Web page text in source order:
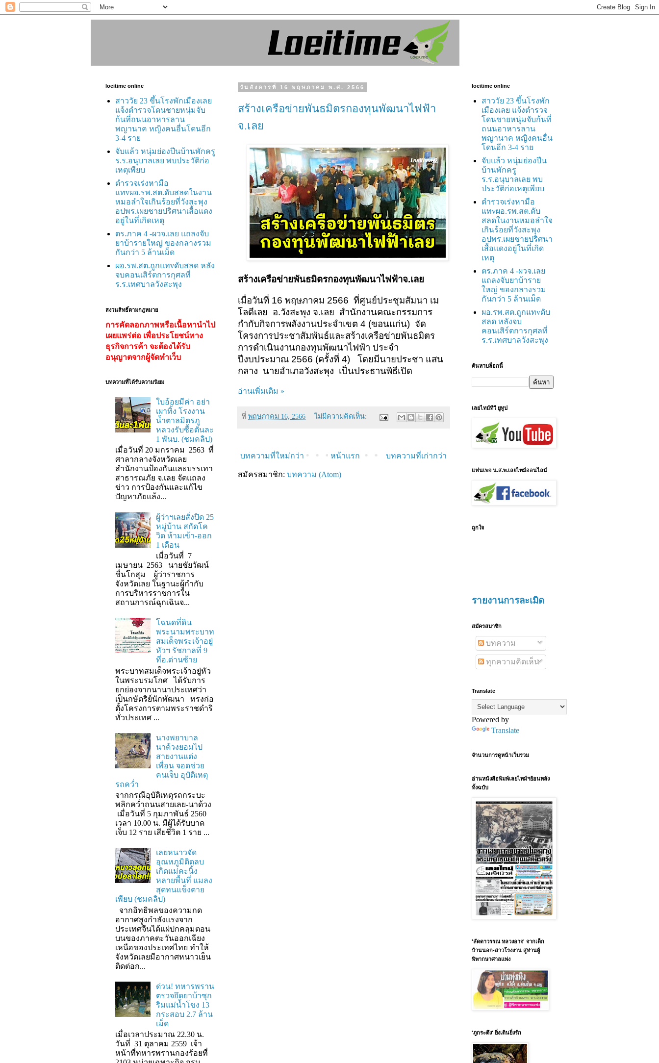
วันอังคารที่ 16 พฤษภาคม พ.ศ. 2566
สร้างเครือข่ายพันธมิตรกองทุนพัฒนาไฟฟ้า
จ.เลย
สร้างเครือข่ายพันธมิตรกองทุนพัฒนาไฟฟ้าจ.เลย
เมื่อวันที่ 16 พฤษภาคม 2566 ที่ศูนย์ประชุมสัมนา เม
โลดีเลย อ.วังสะพุง จ.เลย สำนักงานคณะกรรมการ
กำกับกิจการพลังงานประจำเขต 4 (ขอนแก่น) จัด
โครงการประชาสัมพันธ์และสร้างเครือข่ายพันธมิตร
การดำเนินงานกองทุนพัฒนาไฟฟ้า ประจำ
ปีงบประมาณ 2566 (ครั้งที่ 4)
โดยมีนายประชา แสน
กลาง นายอำเภอวังสะพุง เป็นประธานพิธีเปิด
อ่านเพิ่มเติม »
ที่ พฤษภาคม 16, 2566 ไม่มีความคิดเห็น:
บทความที่ใหม่กว่า บทความที่เก่ากว่า
หน้าแรก
สมัครสมาชิก: บทความ (Atom)
loeitime online
สาววัย 23 ขึ้นโรงพักเมืองเลย
แจ้งตำรวจโดนชายหนุ่มจับ
ก้นที่ถนนอาหารลาน
พญานาค หญิงคนอื่นโดนอีก
3-4 ราย
จับแล้ว หนุ่มย่องปีนบ้านพักครู
ร.ร.อนุบาลเลย พบประวัติก่อ
เหตุเพียบ
ตำรวจเร่งหามือ
แทvผอ.รพ.สต.ดับสลดในงาน
หมอลำใจเกินร้อยที่วังสะพุง
อปพร.เผยชายปริศนาเสื้อแดง
อยู่ในที่เกิดเหตุ
ตร.ภาค 4 -ผวจ.เลย แถลงจับ
ยาบ้ารายใหญ่ ของกลางรวม
กันกว่า 5 ล้านเม็ด
ผอ.รพ.สต.ถูกแทvดับสลด หลัง
จบคอนเสิร์ตการกุศลที่
ร.ร.เทศบาลวังสะพุง
สงวนสิทธิ์ตามกฎหมาย
การคัดลอกภาพหรือเนื้อหานำไป
เผยแพร่ต่อ เพื่อประโยชน์ทาง
ธุรกิจการค้า จะต้องได้รับ
อนุญาตจากผู้จัดทำเว็บ
บทความที่ได้รับความนิยม
ใบอ้อยมีค่า อย่า
เผาทิ้ง โรงงาน
น้ำตาลมิตรภู
หลวงรับซื้อตันละ
1 พันบ. (ชมคลิป)
เมื่อวันที่ 20 มกราคม 2563 ที่
ศาลากลางจังหวัดเลย
สำนักงานป้องกันและบรรเทา
สาธารณภัย จ.เลย จัดแถลง
ข่าว การป้องกันและแก้ไข
ปัญหาภัยแล้ง...
ผู้ว่าฯเลยสั่งปิด 25
หมู่บ้าน สกัดโค
วิด ห้ามเข้า-ออก
1 เดือน
เมื่อวันที่ 7
เมษายน 2563 นายชัยวัฒน์
ชื่นโกสุม ผู้ว่าราชการ
จังหวัดเลย ในฐานะผู้กํากับ
การบริหารราชการใน
สถานการณ์ฉุกเฉินจ...
โฉนดที่ดิน
พระนามพระบาท
สมเด็จพระเจ้าอยู่
หัวฯ รัชกาลที่ 9
ที่อ.ด่านซ้าย
พระบาทสมเด็จพระเจ้าอยู่หัว
ในพระบรมโกศ ได้รับการ
ยกย่องจากนานาประเทศว่า
เป็นกษัตริย์นักพัฒนา ทรงก่อ
ตั้งโครงการตามพระราชดำริ
ทั่วประเทศ ...
นางพยาบาล
นาด้วงยอมไป
สายงานแต่ง
เพื่อน จอดช่วย
คนเจ็บ อุบัติเหตุ
รถคว่ำ
จากกรณีอุบัติเหตุรถกระบะ
พลิกคว่ำถนนสายเลย-นาด้วง
เมื่อวันที่ 5 กุมภาพันธ์ 2560
เวลา 10.00 น. มีผู้ได้รับบาด
เจ็บ 12 ราย เสียชีวิต 1 ราย ...
เลยหนาวจัด
อุณหภูมิติดลบ
เกิดแม่คะนิ้ง
หลายพื้นที่ แมลง
สุดทนแข็งตาย
เพียบ (ชมคลิป)
จากอิทธิพลของความกด
อากาศสูงกำลังแรงจาก
ประเทศจีนได้แผ่ปกคลุมตอน
บนของภาคตะวันออกเฉียง
เหนือของประเทศไทย ทำให้
จังหวัดเลยมีอากาศหนาวเย็น
ติดต่อก...
ด่วน! ทหารพราน
ตรวจยึดยาบ้าซุก
ริมแม่น้ำโขง 13
กระสอบ 2.7 ล้าน
เม็ด
เมื่อเวลาประมาณ 22.30 น.
วันที่ 31 ตุลาคม 2559 เจ้า
หน้าที่ทหารพรานกองร้อยที่
loeitime online
สาววัย 23 ขึ้นโรงพัก
เมืองเลย แจ้งตำรวจ
โดนชายหนุ่มจับก้นที่
ถนนอาหารลาน
พญานาค หญิงคนอื่น
โดนอีก 3-4 ราย
จับแล้ว หนุ่มย่องปีน
บ้านพักครู
ร.ร.อนุบาลเลย พบ
ประวัติก่อเหตุเพียบ
ตำรวจเร่งหามือ
แทvผอ.รพ.สต.ดับ
สลดในงานหมอลำใจ
เกินร้อยที่วังสะพุง
อปพร.เผยชายปริศนา
เสื้อแดงอยู่ในที่เกิด
เหตุ
ตร.ภาค 4 -ผวจ.เลย
แถลงจับยาบ้าราย
ใหญ่ ของกลางรวม
กันกว่า 5 ล้านเม็ด
ผอ.รพ.สต.ถูกแทvดับ
สลด หลังจบ
คอนเสิร์ตการกุศลที่
ร.ร.เทศบาลวังสะพุง
ค้นหาบล็อกนี้
เลยไทม์ทีวี ยูทูป
แฟนเพจ น.ส.พ.เลยไทม์ออนไลน์
ถูกใจ
รายงานการละเมิด
สมัครสมาชิก
บทความ
ทุกความคิดเห็น
Translate
Powered by
Translate
จำนวนการดูหน้าเว็บรวม
อ่านหนังสือพิมพ์เลยไทม์ฯย้อนหลัง
ทั้งฉบับ
'ลัดดาวรรณ หลวงอาจ' จากเด็ก
บ้านนอก-สาวโรงงาน สู่ท่านผู้
พิพากษาศาลแพ่ง
'ภูกระดึง' ยิ่งเดินยิ่งรัก